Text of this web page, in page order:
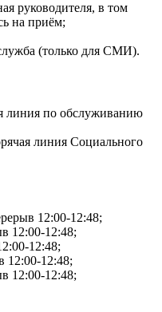
руководителя, в том
на приём;
(только для СМИ).
линия по обслуживанию
линия Социального
12:00-12:48;
12:00-12:48;
12:48;
12:00-12:48;
12:00-12:48;